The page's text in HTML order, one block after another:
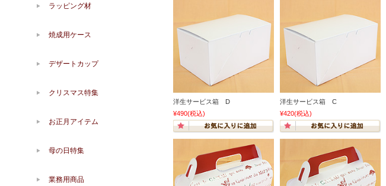
洋生サービス箱 D
¥490(税込)
洋生サービス箱 C
¥420(税込)
ラッピング材
焼成用ケース
デザートカップ
クリスマス特集
お正月アイテム
母の日特集
業務用商品